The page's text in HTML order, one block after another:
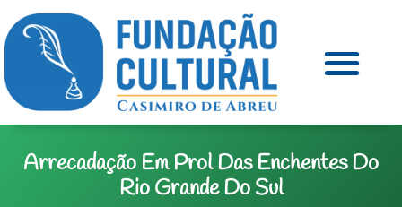
Arrecadação Em Prol Das Enchentes Do
Rio Grande Do Sul